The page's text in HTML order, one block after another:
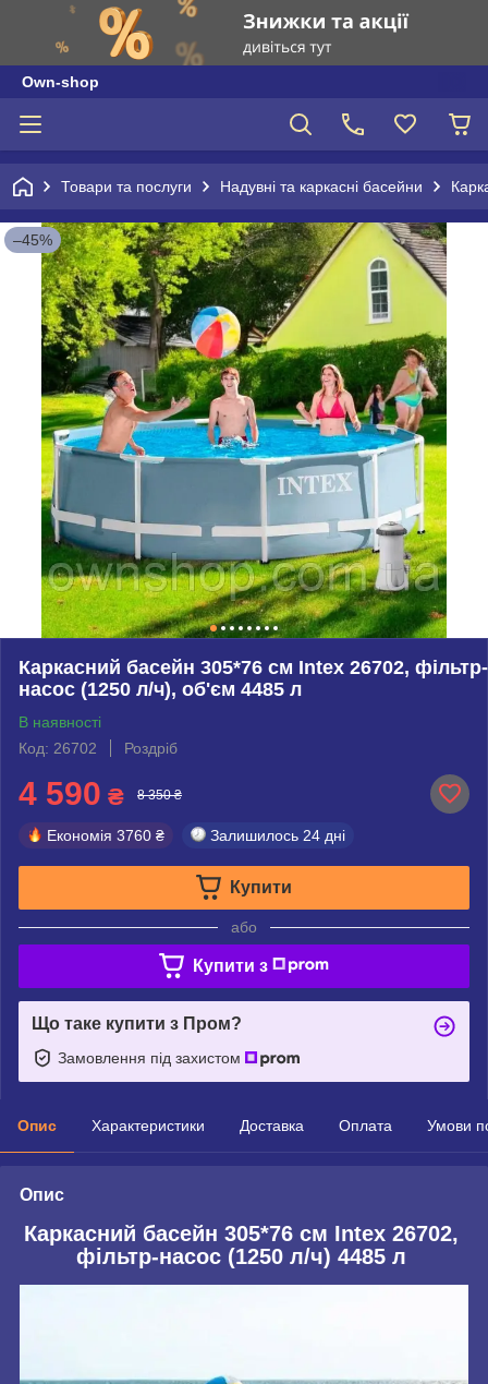
Own-shop
Товари та послуги Надувні та каркасні басейни
–45%
Каркасний басейн 305*76 см Intex 26702, фільтр-
насос (1250 л/ч), об'єм 4485 л
В наявності
Код: 26702
Роздріб
4 590 ₴ 8 350 ₴
Економія 3760 ₴ Залишилось 24 дні
Купити
або
Купити з
Що таке купити з Пром?
Замовлення під захистом
Опис Характеристики Доставка Оплата Умови
Опис
Каркасний басейн 305*76 см Intex 26702,
фільтр-насос (1250 л/ч) 4485 л